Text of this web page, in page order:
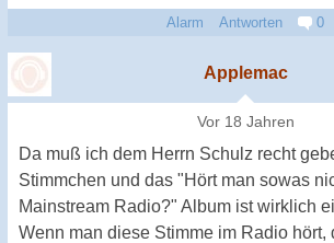
Alarm Antworten 0
Applemac
Vor 18 Jahren
Da muß ich dem Herrn Schulz recht
Stimmchen und das "Hört man sowas
Mainstream Radio?" Album ist wirklich
Wenn man diese Stimme im Radio hört,